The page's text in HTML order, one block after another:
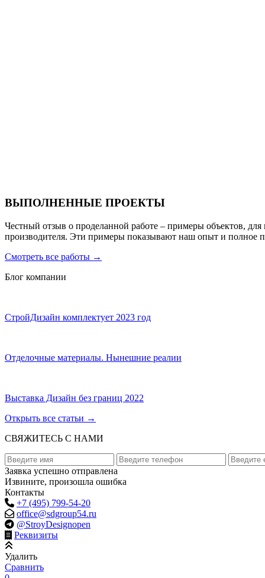
ВЫПОЛНЕННЫЕ ПРОЕКТЫ
Честный отзыв о проделанной работе – примеры объектов,
производителя. Эти примеры показывают наш опыт и полное
Смотреть все работы →
Блог компании
СтройДизайн комплектует 2023 год
Отделочные материалы. Нынешние реалии
Выставка Дизайн без границ 2022
Открыть все статьи →
СВЯЖИТЕСЬ С НАМИ
Заявка успешно отправлена
Извините, произошла ошибка
Контакты
+7 (495) 799-54-20
office@sdgroup54.ru
@StroyDesignopen
Реквизиты
Удалить
Сравнить